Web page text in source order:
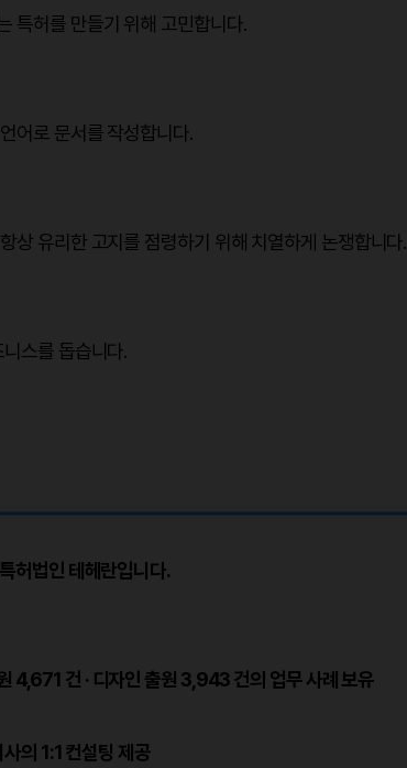
특허를 만들기 위해 고민합니다.
어로 문서를 작성합니다.
상 유리한 고지를 점령하기 위해 치열하게 논쟁합니다.
스를 돕습니다.
허법인 테헤란입니다.
4,671 건 · 디자인 출원 3,943 건의 업무 사례 보유
의 1:1 컨설팅 제공